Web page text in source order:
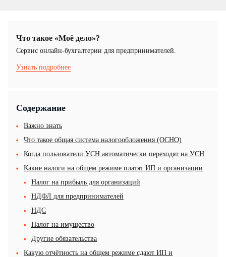
Что такое «Моё дело»?
Cервис онлайн-бухгалтерии для предпринимателей.
Узнать подробнее
Содержание
Важно знать
Что такое общая система налогообложения (ОСНО)
Когда пользователи УСН автоматически переходят на УСН
Какие налоги на общем режиме платят ИП и организации
Налог на прибыль для организаций
НДФЛ для предпринимателей
НДС
Налог на имущество
Другие обязательства
Какую отчётность на общем режиме сдают ИП и